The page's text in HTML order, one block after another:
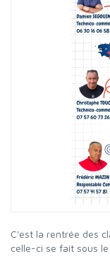
C'est la rentrée des
celle-ci se fait sous